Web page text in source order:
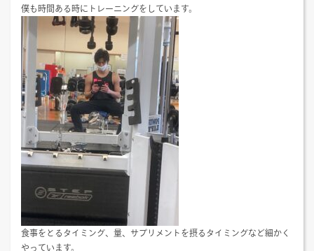
僕も時間ある時にトレーニングをしています。
食事をとるタイミング、量、サプリメントを摂るタイミングなど細かく
やっています。